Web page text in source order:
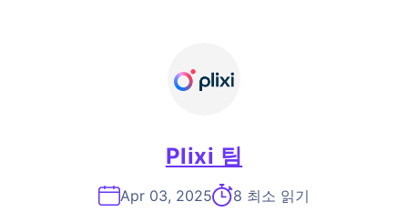
Plixi 팀
Apr 03, 2025 8 최소 읽기